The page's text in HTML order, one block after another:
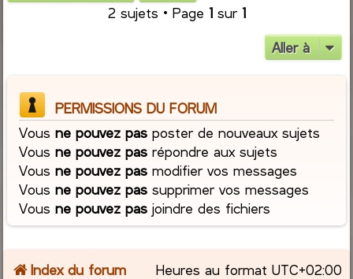
2 sujets • Page 1sur 1
Aller à
PERMISSIONS DU FORUM
Vousne pouvez pas poster de nouveaux sujets
Vousne pouvez pas répondre aux sujets
Vousne pouvez pas modifier vos messages
Vousne pouvez pas supprimer vos messages
Vousne pouvez pas joindre des fichiers
Index du forum Heures au format UTC+02:00